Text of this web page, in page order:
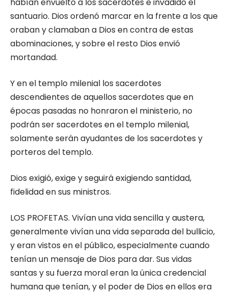
santuario. Dios ordenó marcar en la frente a los que
oraban y clamaban a Dios en contra de estas
abominaciones, y sobre el resto Dios envió
mortandad.
Y en el templo milenial los sacerdotes
descendientes de aquellos sacerdotes que en
épocas pasadas no honraron el ministerio, no
podrán ser sacerdotes en el templo milenial,
solamente serán ayudantes de los sacerdotes y
porteros del templo.
Dios exigió, exige y seguirá exigiendo santidad,
fidelidad en sus ministros.
LOS PROFETAS. Vivían una vida sencilla y austera,
generalmente vivían una vida separada del bullicio,
y eran vistos en el público, especialmente cuando
tenían un mensaje de Dios para dar. Sus vidas
santas y su fuerza moral eran la única credencial
humana que tenían, y el poder de Dios en ellos era